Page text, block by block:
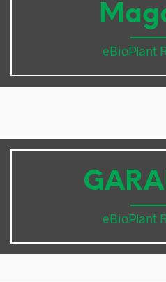
eBioPlant
eBioPlant